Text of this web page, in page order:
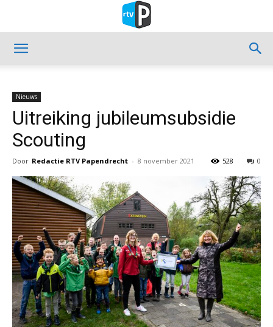
Nieuws
Uitreiking jubileumsubsidie
Scouting
Door Redactie RTV Papendrecht - 8 november 2021 0
528